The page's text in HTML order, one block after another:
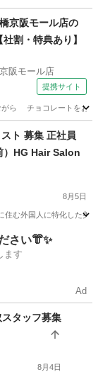
京阪モール店の
割・特典あり】
阪モール店
提携サイト
チョコレートをおす
ト 募集 正社員
）HG Hair Salon
8月5日
む外国人に特化した
さい👘✨
ます
Ad
タッフ募集
8月4日